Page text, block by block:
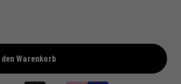
den Warenkorb